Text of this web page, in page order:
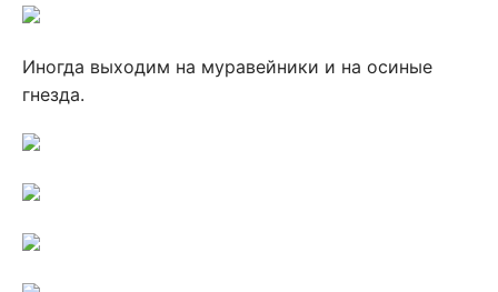
Иногда выходим на муравейники и на осиные
гнезда.